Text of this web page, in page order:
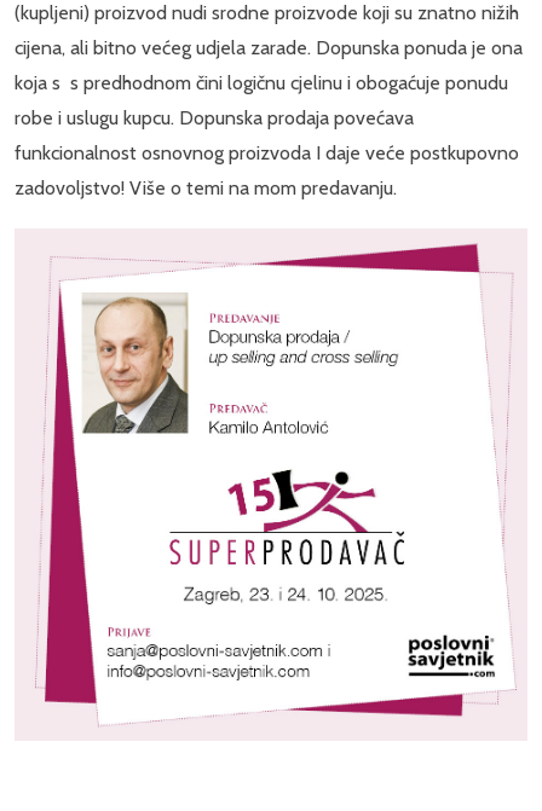
(kupljeni) proizvod nudi srodne proizvode koji su znatno nižih
cijena, ali bitno većeg udjela zarade. Dopunska ponuda je ona
koja s s predhodnom čini logičnu cjelinu i obogaćuje ponudu
robe i uslugu kupcu. Dopunska prodaja povećava
funkcionalnost osnovnog proizvoda I daje veće postkupovno
zadovoljstvo! Više o temi na mom predavanju.